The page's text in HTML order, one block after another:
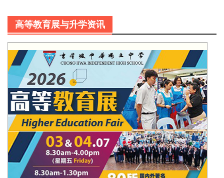
高等教育展与升学资讯